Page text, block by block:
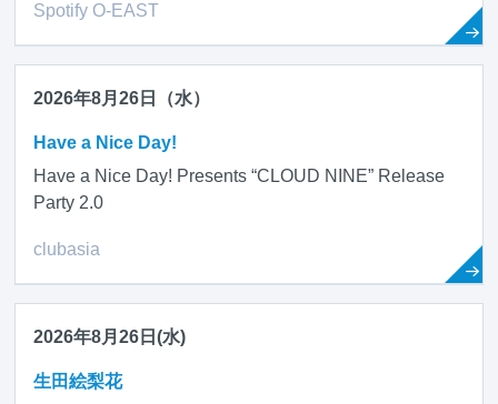
Spotify O-EAST
2026年8月26日（水）
Have a Nice Day!
Have a Nice Day! Presents “CLOUD NINE” Release
Party 2.0
clubasia
2026年8月26日(水)
生田絵梨花